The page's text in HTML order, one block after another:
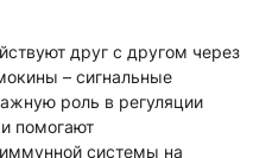
друг с другом через
– сигнальные
роль в регуляции
помогают
системы на